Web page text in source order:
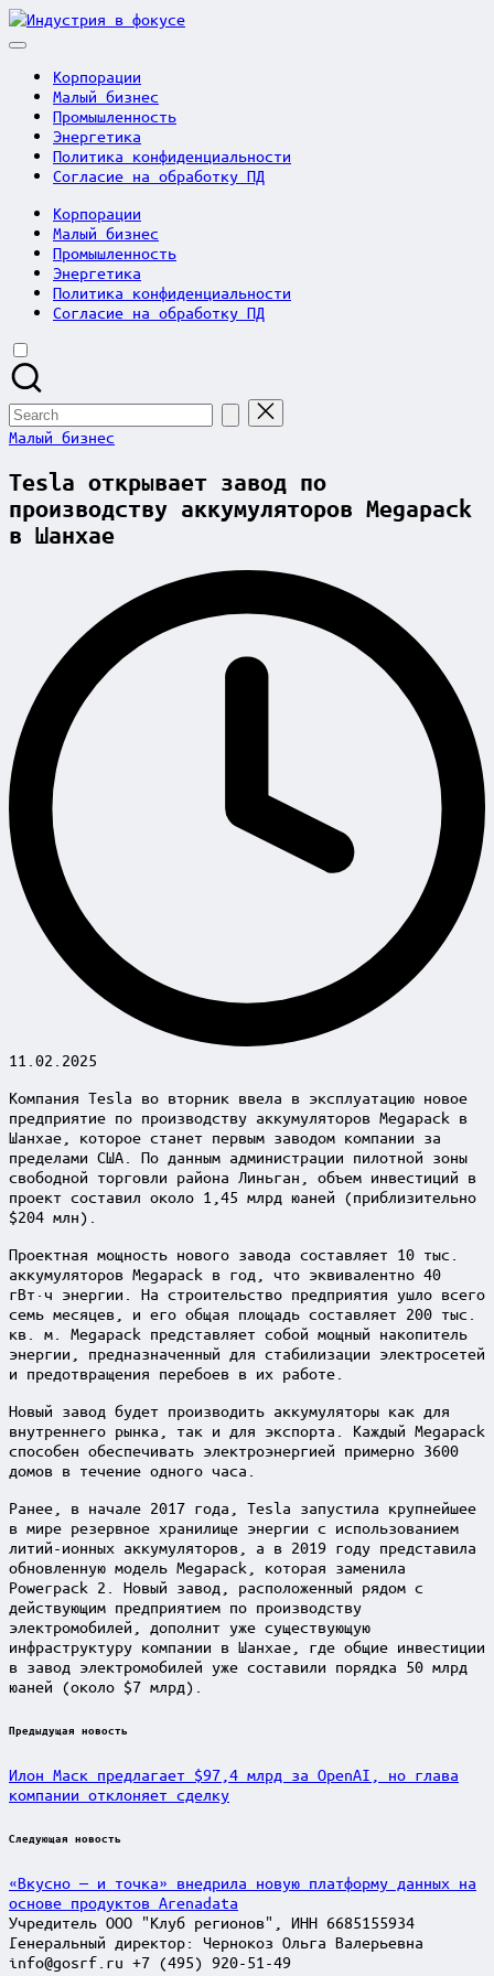
Skip
to
Индустрия
Корпорации
Малый бизнес
Промышленность
Энергетика
Политика конфиденциальности
Согласие на обработку ПД
Корпорации
Малый бизнес
Промышленность
Энергетика
Политика конфиденциальности
Согласие на обработку ПД
Search
for:
Posted
Малый бизнес
Tesla открывает завод по
производству аккумуляторов Megapack
в Шанхае
11.02.2025
Компания Tesla во вторник ввела в эксплуатацию новое
предприятие по производству аккумуляторов Megapack в
Шанхае, которое станет первым заводом компании за
пределами США. По данным администрации пилотной зоны
свободной торговли района Линьган, объем инвестиций в
проект составил около 1,45 млрд юаней (приблизительно
$204 млн).
Проектная мощность нового завода составляет 10 тыс.
аккумуляторов Megapack в год, что эквивалентно 40
гВт·ч энергии. На строительство предприятия ушло всего
семь месяцев, и его общая площадь составляет 200 тыс.
кв. м. Megapack представляет собой мощный накопитель
энергии, предназначенный для стабилизации электросетей
и предотвращения перебоев в их работе.
Новый завод будет производить аккумуляторы как для
внутреннего рынка, так и для экспорта. Каждый Megapack
способен обеспечивать электроэнергией примерно 3600
домов в течение одного часа.
Ранее, в начале 2017 года, Tesla запустила крупнейшее
в мире резервное хранилище энергии с использованием
литий-ионных аккумуляторов, а в 2019 году представила
обновленную модель Megapack, которая заменила
Powerpack 2. Новый завод, расположенный рядом с
действующим предприятием по производству
электромобилей, дополнит уже существующую
инфраструктуру компании в Шанхае, где общие инвестиции
в завод электромобилей уже составили порядка 50 млрд
юаней (около $7 млрд).
Post
Предыдущая новость
Илон Маск предлагает $97,4 млрд за OpenAI, но глава
компании отклоняет сделку
Следующая новость
«Вкусно — и точка» внедрила новую платформу данных на
основе продуктов Arenadata
Учредитель ООО "Клуб регионов", ИНН 6685155934
Генеральный директор: Чернокоз Ольга Валерьевна
info@gosrf.ru +7 (495) 920-51-49